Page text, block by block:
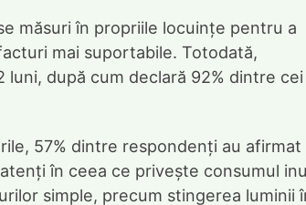
măsuri în propriile locuințe pentru a
mai suportabile. Totodată,
după cum declară 92% dintre cei
57% dintre respondenți au afirmat
în ceea ce privește consumul
simple, precum stingerea luminii